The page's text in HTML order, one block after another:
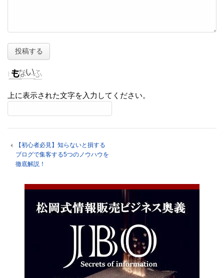
上に表示された文字を入力してください。
【初心者必見】知らないと損する
ブログで集客する5つのノウハウを
徹底解説！